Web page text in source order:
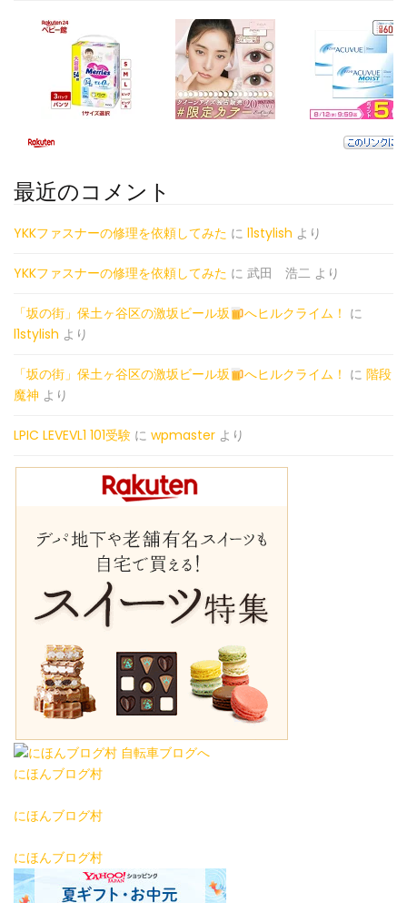
最近のコメント
YKKファスナーの修理を依頼してみた に l1stylish より
YKKファスナーの修理を依頼してみた に 武田 浩二 より
「坂の街」保土ヶ谷区の激坂ビール坂 へヒルクライム！ に
l1stylish より
「坂の街」保土ヶ谷区の激坂ビール坂 へヒルクライム！ に 階段
魔神 より
LPIC LEVEVL1 101受験 に wpmaster より
にほんブログ村
にほんブログ村
にほんブログ村